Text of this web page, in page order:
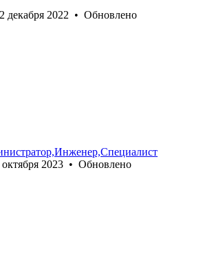
декабря 2022 • Обновлено
октября 2023 • Обновлено